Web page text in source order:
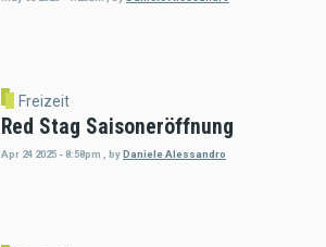
Freizeit
Red Stag Saisoneröffnung
Apr 24 2025 - 8:58pm byDaniele Alessandro